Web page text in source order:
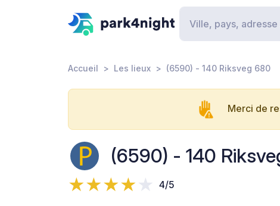
Accueil Les lieux (6590) - 140 Riksveg 680
Merci de
(6590) - 140
4/5